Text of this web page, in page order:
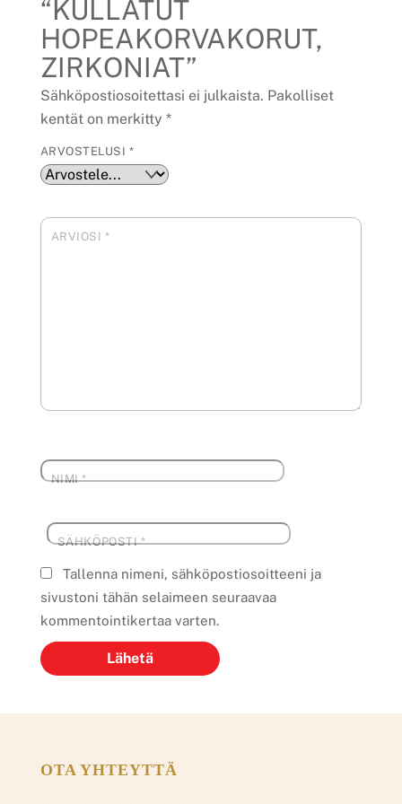
“KULLATUT
HOPEAKORVAKORUT,
ZIRKONIAT”
Sähköpostiosoitettasi ei julkaista. Pakolliset
kentät on merkitty *
ARVOSTELUSI *
ARVIOSI *
NIMI*
SÄHKÖPOSTI*
Tallenna nimeni, sähköpostiosoitteeni ja
sivustoni tähän selaimeen seuraavaa
kommentointikertaa varten.
OTA YHTEYTTÄ